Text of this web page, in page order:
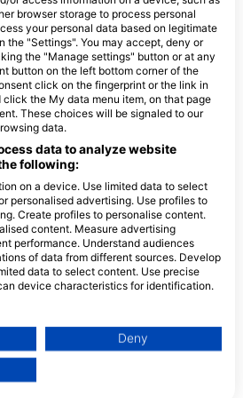
Гілі Тепеконг, Гілі Біаха,
до яких можна дістатися з Канді
вашу плавучість, коли ви
скельних утворень. Ті,
що їх штовхає сила
місці для дайвінгу на Нуса-
Пірнайте до вражаючих
у Туламбені після занурення на
Liberty Wreck або вирушайте на
давно втрачений
можна знайти в Блакитній
Секретс в Туламбен або
Менджанган, а під час
всюди можна побачити квітучі
дайвінг на Балі в його
browser storage to process personal
your personal data based on legitimate
the "Settings". You may accept, deny or
the "Manage settings" button or at any
button on the left bottom corner of the
click on the fingerprint or the link in
the My data menu item, on that page
These choices will be signaled to our
data.
data to analyze website
following:
on a device. Use limited data to select
personalised advertising. Use profiles to
Create profiles to personalise content.
content. Measure advertising
performance. Understand audiences
of data from different sources. Develop
data to select content. Use precise
device characteristics for identification.
the European Union and send to the USA.
applies solely to this website/app.
Deny